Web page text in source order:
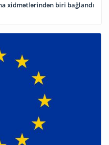
xidmətlərindən biri bağlandı